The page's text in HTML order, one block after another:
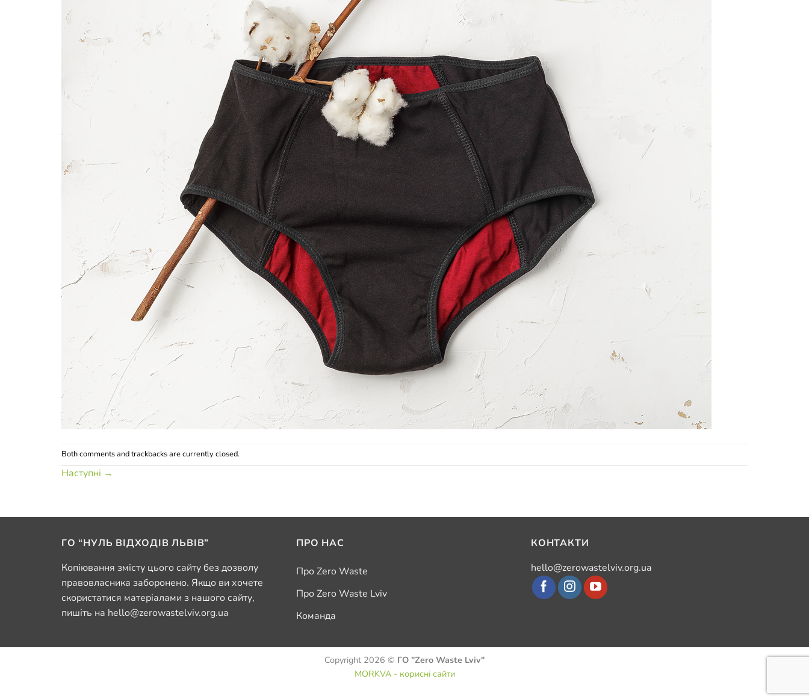
Both comments and trackbacks are currently closed.
Наступні →
ГО “НУЛЬ ВІДХОДІВ ЛЬВІВ”
Копіювання змісту цього сайту без дозволу
правовласника заборонено. Якщо ви хочете
скористатися матеріалами з нашого сайту,
пишіть на hello@zerowastelviv.org.ua
ПРО НАС
Про Zero Waste
Про Zero Waste Lviv
Команда
КОНТАКТИ
hello@zerowastelviv.org.ua
Copyright 2026 © ГО "Zero Waste Lviv"
MORKVA - корисні сайти